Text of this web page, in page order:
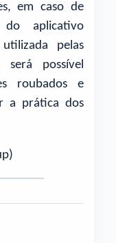
em caso de
aplicativo
utilizada pelas
será possível
roubados e
a prática dos